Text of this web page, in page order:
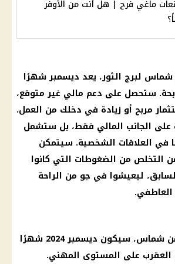
ماغي فرح | هل أنت من الأوفر
لبرج الثور، يعد ديسمبر شهرًا
ستحصل على دعم مالي غير متوقع،
مربح أو زيادة في دخلك من العمل.
على الجانب المالي فقط، بل ستشمل
في العلاقات الشخصية. سيتمكن
التخلص من الضغوطات التي كانوا
ليعيشوا في جو من الراحة
العاطفي.
حسب توقعات كارمن شماس، سيكون ديسمبر 2024 شهرًا
العقرب على المستوى المهني.